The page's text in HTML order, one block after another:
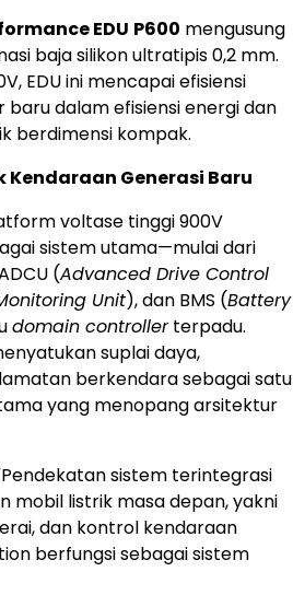
EDU P600 mengusung
baja silikon ultratipis 0,2 mm.
EDU ini mencapai efisiensi
baru dalam efisiensi energi dan
berdimensi kompak.
Generasi Baru
voltase tinggi 900V
sistem utama—mulai dari
(Advanced Drive Control
Unit), dan BMS (Battery
domain controllerterpadu.
suplai daya,
berkendara sebagai satu
yang menopang arsitektur
sistem terintegrasi
mobil listrik masa depan, yakni
dan kontrol kendaraan
berfungsi sebagai sistem